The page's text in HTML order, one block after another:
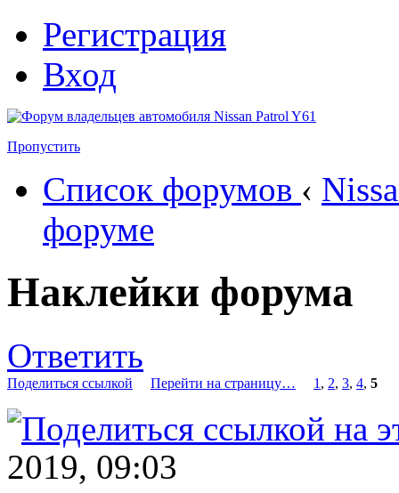
Регистрация
Вход
Пропустить
Список форумов ‹
форуме
Наклейки форума
Ответить
Поделиться ссылкой Перейти на страницу… 1 , 2, 3, 4, 5
2019, 09:03